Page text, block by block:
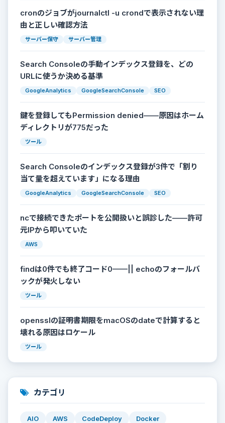
cronのジョブがjournalctl -u crondで表示されない理
由と正しい確認方法
サーバー保守 サーバー管理
Search Consoleの手動インデックス登録を、どの
URLに使うか決める基準
GoogleAnalytics GoogleSearchConsole SEO
鍵を登録してもPermission denied——原因はホーム
ディレクトリが775だった
ツール
Search Consoleのインデックス登録が3件で「割り
当て量を超えています」になる理由
GoogleAnalytics GoogleSearchConsole SEO
ncで接続できたポートを公開扱いと誤診した——許可
元IPから叩いていた
AWS
findは0件でも終了コード0——|| echoのフォールバ
ックが発火しない
ツール
opensslの証明書期限をmacOSのdateで計算すると
壊れる原因はロケール
ツール
カテゴリ
AIO AWS CodeDeploy
Docker